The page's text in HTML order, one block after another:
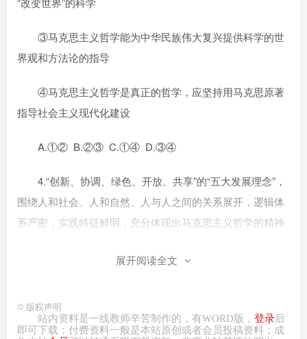
③马克思主义哲学能为中华民族伟大复兴提供科学的世
界观和方法论的指导
④马克思主义哲学是真正的哲学，应坚持用马克思原著
指导社会主义现代化建设
A.①② B.②③ C.①④ D.③④
4.“创新、协调、绿色、开放、共享”的“五大发展理念”，
围绕人和社会、人和自然、人与人之间的关系展开，逻辑体
系严密，实践特征鲜明，充分体现出马克思主义哲学的精神
段的伟大胜利提供了强大思想武器。这体现出“五大发展理
①是真正的哲学，是自己时代精神上的精华
展开阅读全文
© 版权声明
站内资料是一线教师辛苦制作的，有WORD版， 登录后
即可下载；付费资料一般是本站原创或者会员投稿资料；成